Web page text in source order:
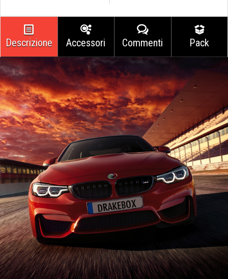
Descrizione Accessori Commenti Pack